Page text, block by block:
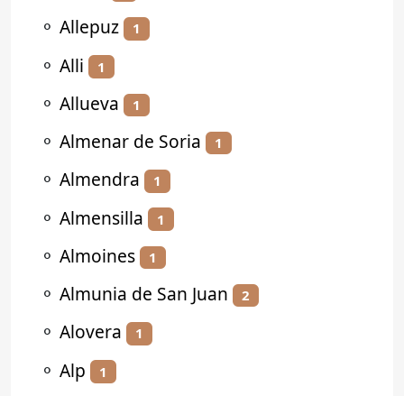
⚬ Allepuz 1
⚬ Alli 1
⚬ Allueva 1
⚬ Almenar de Soria 1
⚬ Almendra 1
⚬ Almensilla 1
⚬ Almoines 1
⚬ Almunia de San Juan 2
⚬ Alovera 1
⚬ Alp 1